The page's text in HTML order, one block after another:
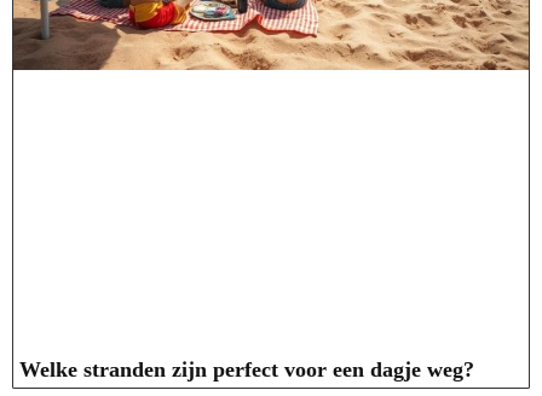
Welke stranden zijn perfect voor een dagje weg?